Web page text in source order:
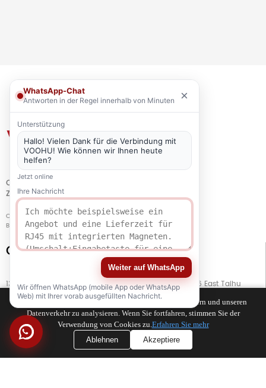
QUALITÄT
ZERTIFIZIERUNG
Copyright © 2021-2026 voohuele.com Alle Rechte vorbehalten
Beliebte Produkte-Sitemap-Speziell
Connect with Us
13. Stock, Gebäude G, Kaiping Business Center, Nr. 11666 East Taihu
Avenue, Bezirk Wujiang, Stadt Suzhou, Provinz Jiangsu, China
TEL
+86 133 5804 1040 (WhatsApp)
TEL
+86 180 2130 1136 / +86 133 3865 5578
Wir verwenden Cookies, um Ihr Surferlebnis zu verbessern und unseren
Datenverkehr zu analysieren. Wenn Sie fortfahren, stimmen Sie der
Verwendung von Cookies zu.Erfahren Sie mehr
Ablehnen
Akzeptiere
WhatsApp-Chat
Antworten in der Regel innerhalb von Minuten ×
Unterstützung
Hallo! Vielen Dank für die Verbindung mit
VOOHU! Wie können wir Ihnen heute
helfen?
Jetzt online
Ihre Nachricht
Weiter auf WhatsApp
Wir öffnen WhatsApp (mobile App oder WhatsApp
Web) mit Ihrer vorab ausgefüllten Nachricht.